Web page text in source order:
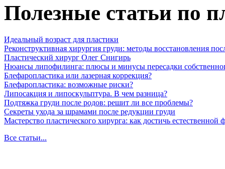
Полезные статьи по
Идеальный возраст для пластики
Реконструктивная хирургия груди: методы восстановления
Пластический хирург Олег Снигирь
Нюансы липофилинга: плюсы и минусы пересадки
Блефаропластика или лазерная коррекция?
Блефаропластика: возможные риски?
Липосакция и липоскульптура. В чем разница?
Подтяжка груди после родов: решит ли все проблемы?
Секреты ухода за шрамами после редукции груди
Мастерство пластического хирурга: как достичь
Все статьи...